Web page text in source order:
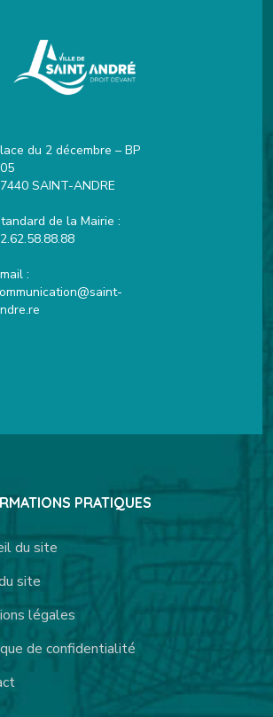
du 2 décembre – BP
SAINT-ANDRE
de la Mairie :
:
PRATIQUES
du site
site
légales
de confidentialité